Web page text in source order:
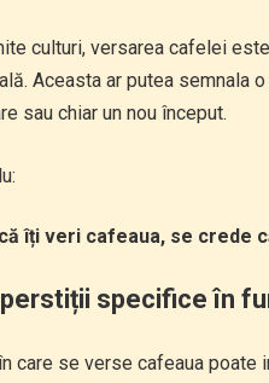
culturi, versarea cafelei
Aceasta ar putea semnala
sau chiar un nou început.
îți veri cafeaua, se crede
specifice în
care se verse cafeaua